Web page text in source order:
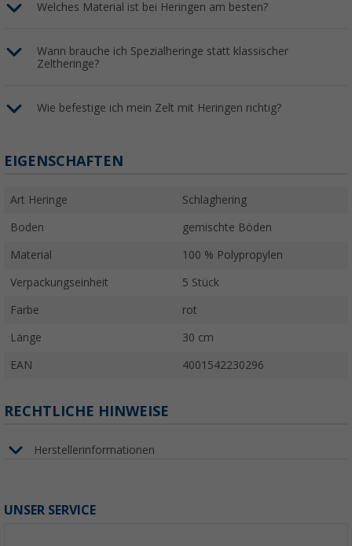
Welches Material ist bei Heringen am besten?
Wann brauche ich Spezialheringe statt klassischer
Zeltheringe?
Wie befestige ich mein Zelt mit Heringen richtig?
EIGENSCHAFTEN
Art Heringe Schlaghering
Boden gemischte Böden
Material 100 % Polypropylen
Verpackungseinheit 5 Stück
Farbe rot
Länge 30 cm
EAN 4001542230296
RECHTLICHE HINWEISE
Herstellerinformationen
UNSER SERVICE